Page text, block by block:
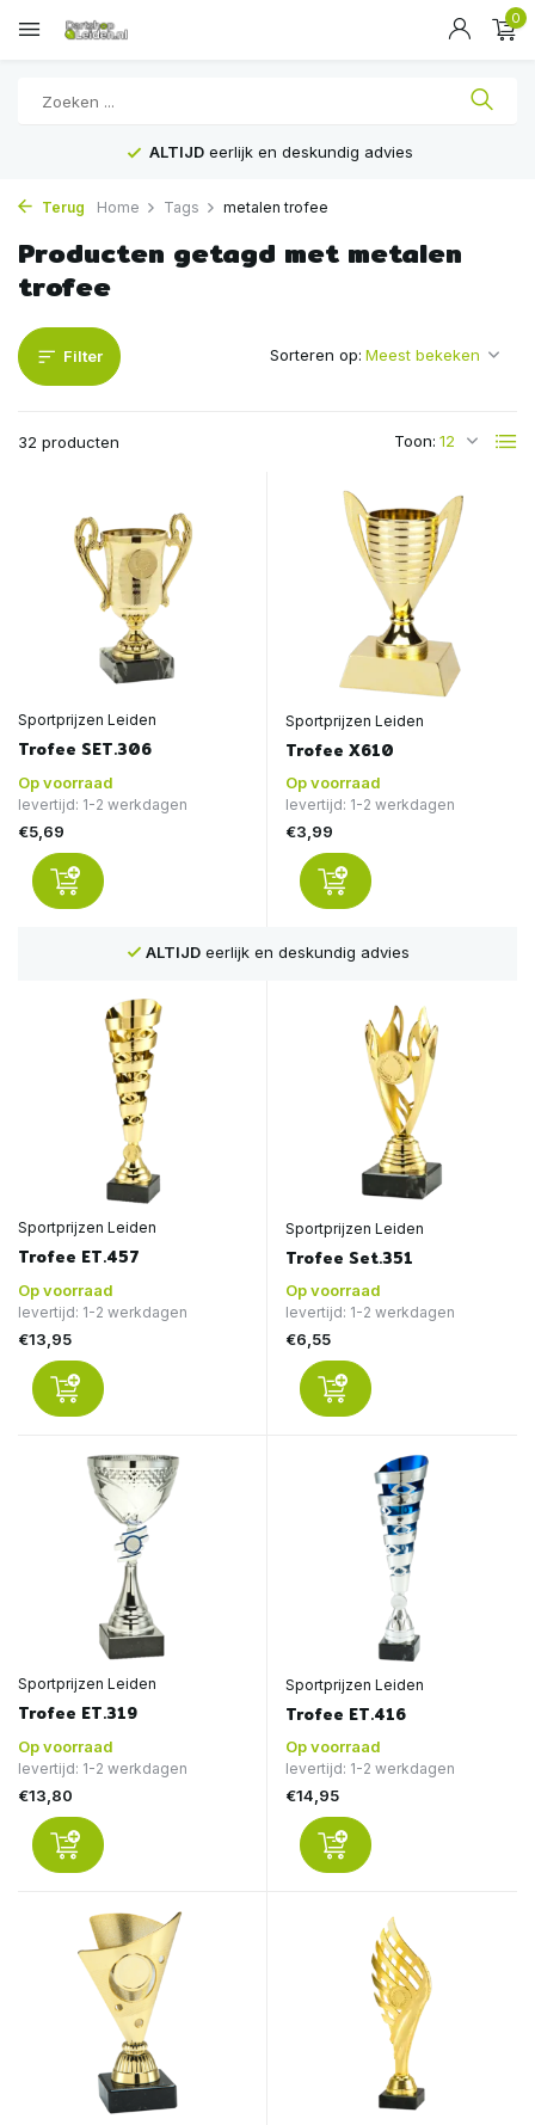
0
ALTIJD eerlijk en deskundig advies
Terug Home Tags metalen trofee
Producten getagd met metalen
trofee
Filter
32 producten Toon:
Sorteren op:
Sportprijzen Leiden
Trofee SET.306
Op voorraad
levertijd: 1-2 werkdagen
€5,69
Sportprijzen Leiden
Trofee X610
Op voorraad
levertijd: 1-2 werkdagen
€3,99
ALTIJDeerlijk en deskundig advies
Sportprijzen Leiden
Trofee ET.457
Op voorraad
levertijd: 1-2 werkdagen
€13,95
Sportprijzen Leiden
Trofee Set.351
Op voorraad
levertijd: 1-2 werkdagen
€6,55
Sportprijzen Leiden
Trofee ET.319
Op voorraad
levertijd: 1-2 werkdagen
€13,80
Sportprijzen Leiden
Trofee ET.416
Op voorraad
levertijd: 1-2 werkdagen
€14,95